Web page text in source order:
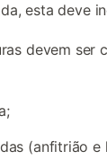
esta deve
devem ser
(anfitrião e